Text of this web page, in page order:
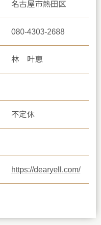
名古屋市熱田区
080-4303-2688
林 叶恵
不定休
https://dearyell.com/